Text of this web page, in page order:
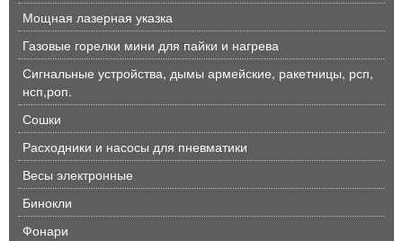
Мощная лазерная указка
Газовые горелки мини для пайки и нагрева
Сигнальные устройства, дымы армейские, ракетницы, рсп,
нсп,роп.
Сошки
Расходники и насосы для пневматики
Весы электронные
Бинокли
Фонари